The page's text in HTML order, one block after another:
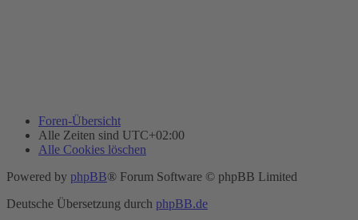
Foren-Übersicht
Alle Zeiten sind UTC+02:00
Alle Cookies löschen
Powered by phpBB® Forum Software © phpBB Limited
Deutsche Übersetzung durch phpBB.de